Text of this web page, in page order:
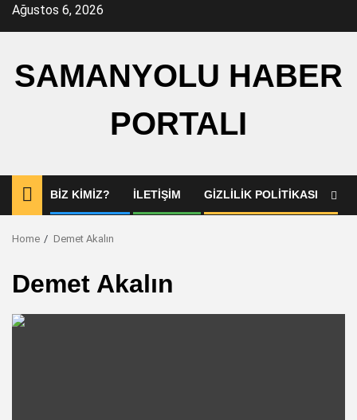
SkipAğustos 6, 2026
SAMANYOLU HABER
PORTALI
BIZ KIMIZ? İLETIŞIM GIZLILIK POLITIKASI
Home Demet Akalın
Demet Akalın